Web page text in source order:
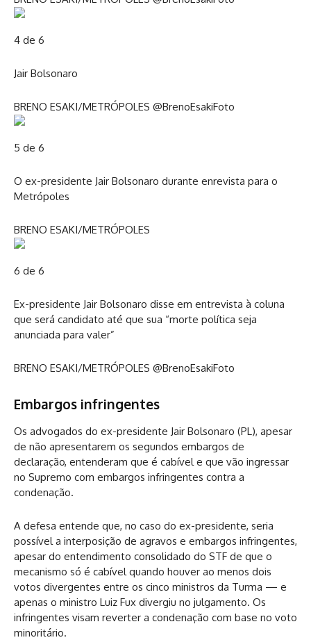
4 de 6
Jair Bolsonaro
BRENO ESAKI/METRÓPOLES @BrenoEsakiFoto
5 de 6
O ex-presidente Jair Bolsonaro durante enrevista para o
Metrópoles
BRENO ESAKI/METRÓPOLES
6 de 6
Ex-presidente Jair Bolsonaro disse em entrevista à coluna
que será candidato até que sua “morte política seja
anunciada para valer”
BRENO ESAKI/METRÓPOLES @BrenoEsakiFoto
Embargos infringentes
Os advogados do ex-presidente Jair Bolsonaro (PL), apesar
de não apresentarem os segundos embargos de
declaração, entenderam que é cabível e que vão ingressar
no Supremo com embargos infringentes contra a
condenação.
A defesa entende que, no caso do ex-presidente, seria
possível a interposição de agravos e embargos infringentes,
apesar do entendimento consolidado do STF de que o
mecanismo só é cabível quando houver ao menos dois
votos divergentes entre os cinco ministros da Turma — e
apenas o ministro Luiz Fux divergiu no julgamento. Os
infringentes visam reverter a condenação com base no voto
minoritário.